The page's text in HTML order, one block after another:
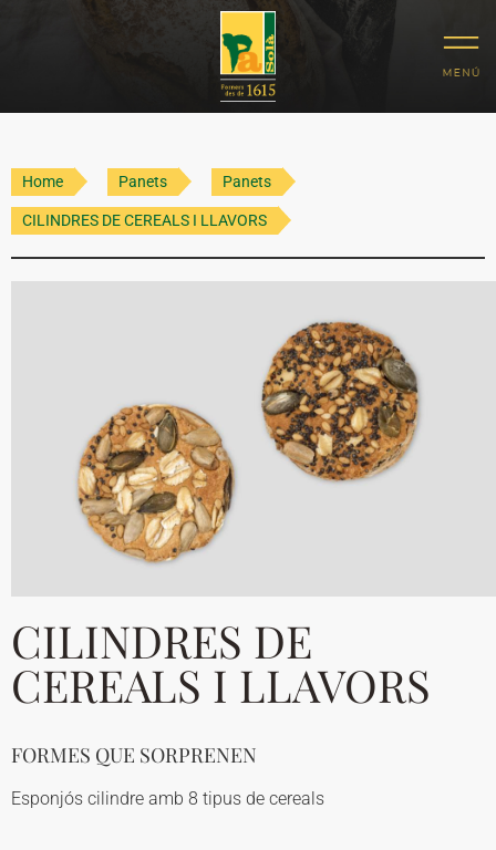
Home Panets Panets
CILINDRES DE CEREALS I LLAVORS
CILINDRES DE
CEREALS I LLAVORS
FORMES QUE SORPRENEN
Esponjós cilindre amb 8 tipus de cereals